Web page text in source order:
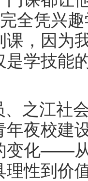
全凭兴
，因为
是学技能
之江社
年夜校建
变化——
理性到价